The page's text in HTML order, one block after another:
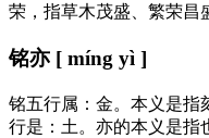
荣，指草木茂盛、繁荣昌
铭亦 [ míng yì ]
铭五行属：金。本义是指
行是：土。亦的本义是指